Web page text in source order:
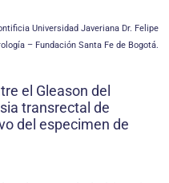
Universidad Javeriana Dr. Felipe
– Fundación Santa Fe de Bogotá.
el Gleason del
transrectal de
del especimen de